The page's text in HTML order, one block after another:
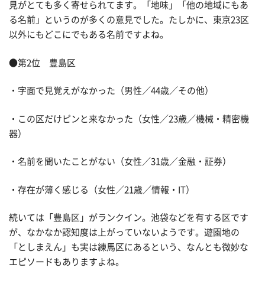
見がとても多く寄せられてます。「地味」「他の地域にもあ
る名前」というのが多くの意見でした。たしかに、東京23区
以外にもどこにでもある名前ですよね。
●第2位 豊島区
・字面で見覚えがなかった（男性／44歳／その他）
・この区だけピンと来なかった（女性／23歳／機械・精密機
器）
・名前を聞いたことがない（女性／31歳／金融・証券）
・存在が薄く感じる（女性／21歳／情報・IT）
続いては「豊島区」がランクイン。池袋などを有する区です
が、なかなか認知度は上がっていないようです。遊園地の
「としまえん」も実は練馬区にあるという、なんとも微妙な
エピソードもありますよね。